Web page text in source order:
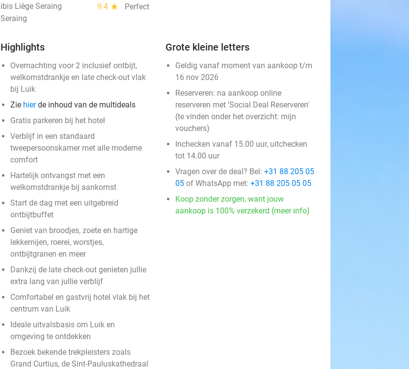
ibis Liège Seraing 9.4 star
Perfect
Seraing
Highlights
Overnachting voor 2 inclusief ontbijt,
welkomstdrankje en late check-out vlak
bij Luik
Zie hierde inhoud van de multideals
Gratis parkeren bij het hotel
Verblijf in een standaard
tweepersoonskamer met alle moderne
comfort
Hartelijk ontvangst met een
welkomstdrankje bij aankomst
Start de dag met een uitgebreid
ontbijtbuffet
Geniet van broodjes, zoete en hartige
lekkernijen, roerei, worstjes,
ontbijtgranen en meer
Dankzij de late check-out genieten jullie
extra lang van jullie verblijf
Comfortabel en gastvrij hotel vlak bij het
centrum van Luik
Ideale uitvalsbasis om Luik en
omgeving te ontdekken
Bezoek bekende trekpleisters zoals
Grand Curtius, de Sint-Pauluskathedraal
Grote kleine letters
Geldig vanaf moment van aankoop t/m
16 nov 2026
Reserveren: na aankoop online
reserveren met 'Social Deal Reserveren'
(te vinden onder het overzicht: mijn
vouchers)
Inchecken vanaf 15.00 uur, uitchecken
tot 14.00 uur
Vragen over de deal? Bel: +31 88 205 05
05 of WhatsApp met: +31 88 205 05 05
Koop zonder zorgen, want jouw
aankoop is 100% verzekerd (meer info)